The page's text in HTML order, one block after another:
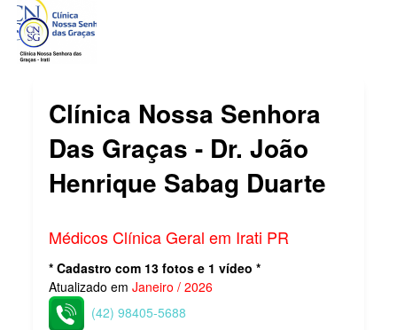
CONTATO
Clínica Nossa Senhora
Das Graças - Dr. João
Henrique Sabag Duarte
Médicos Clínica Geral em Irati PR
* Cadastro com 13 fotos e 1 vídeo *
Atualizado em Janeiro / 2026
(42) 98405-5688